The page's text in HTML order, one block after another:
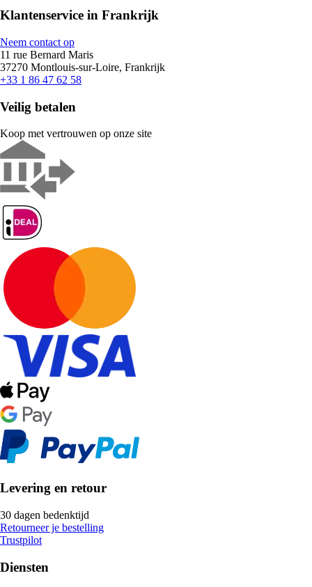
Klantenservice in Frankrijk
Neem contact op
11 rue Bernard Maris
37270 Montlouis-sur-Loire, Frankrijk
+33 1 86 47 62 58
Veilig betalen
Koop met vertrouwen op onze site
Levering en retour
30 dagen bedenktijd
Retourneer je bestelling
Trustpilot
Diensten